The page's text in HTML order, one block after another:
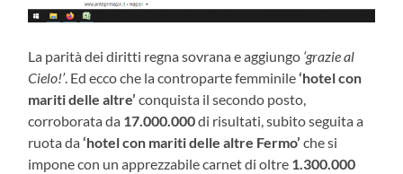
La parità dei diritti regna sovrana e aggiungo ‘grazie al
Cielo!’. Ed ecco che la controparte femminile‘hotel con
mariti delle altre’ conquista il secondo posto,
corroborata da 17.000.000di risultati, subito seguita a
ruota da‘hotel con mariti delle altre Fermo’ che si
impone con un apprezzabile carnet di oltre 1.300.000